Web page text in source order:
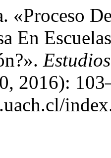
«Proceso
En
2016):